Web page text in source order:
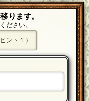
ります。
ださい。
ント１）